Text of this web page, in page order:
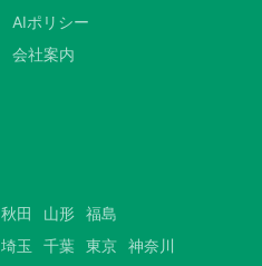
AIポリシー
会社案内
秋田 山形 福島
埼玉 千葉 東京 神奈川